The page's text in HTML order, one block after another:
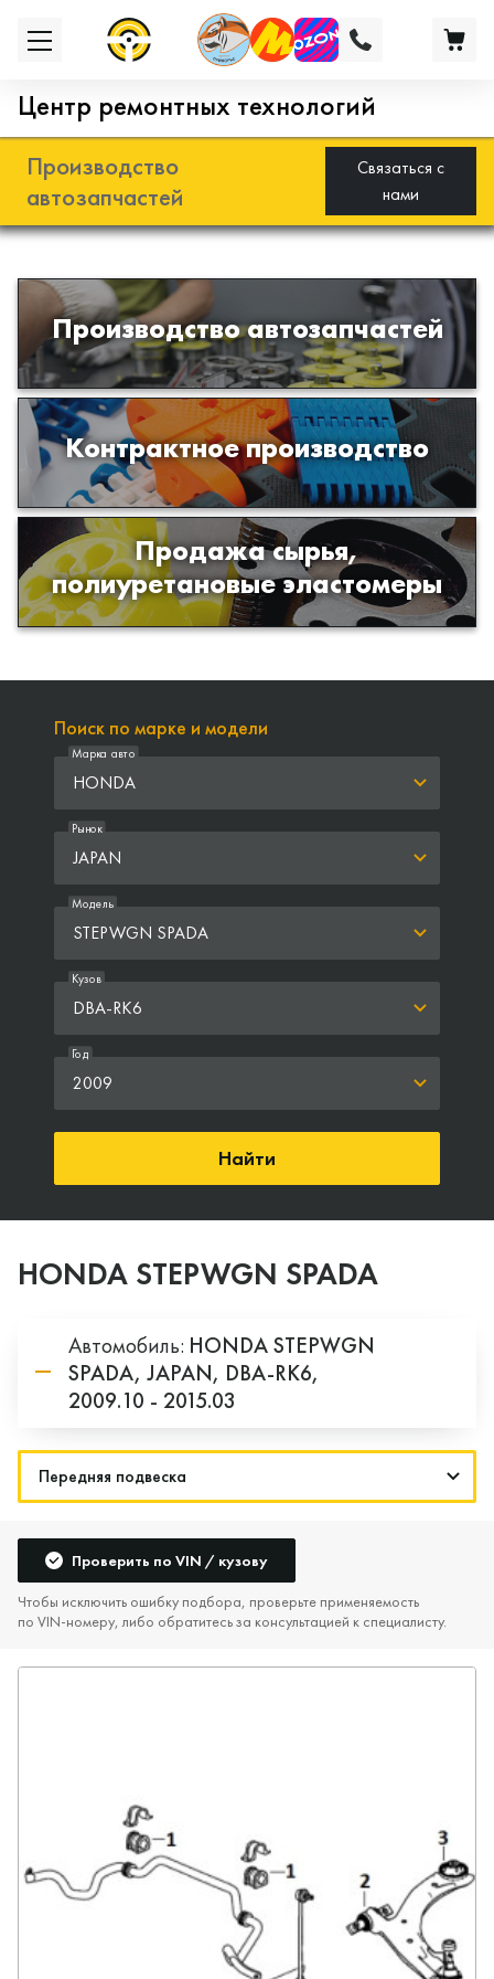
Центр ремонтных технологий
Производство
автозапчастей
Связаться с
нами
Производство автозапчастей
Разработка и производство деталей
из эластомеров для подвески
автомобиля
Контрактное производство
Производство изделий из пластиков
и полимеров по образцам либо
чертежам заказчика
Продажа сырья,
полиуретановые эластомеры
Продажа сырья для производства
изделий из полиуретана
Поиск по марке и модели
HONDA
Марка авто
JAPAN
Рынок
STEPWGN SPADA
Модель
DBA-RK6
Кузов
2009
Год
Найти
HONDA STEPWGN SPADA
Автомобиль: HONDASTEPWGN
SPADA, JAPAN, DBA-RK6,
2009.10 - 2015.03
Проверить по VIN / кузову
Чтобы исключить ошибку подбора, проверьте применяемость
по VIN‑номеру, либо обратитесь за консультацией к специалисту.